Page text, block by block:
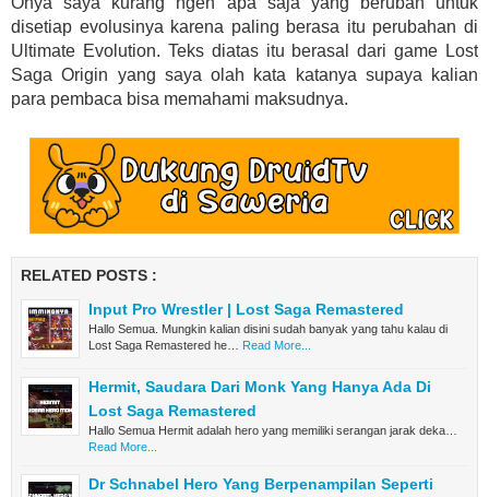
disetiap evolusinya karena paling berasa itu perubahan di
Ultimate Evolution. Teks diatas itu berasal dari game Lost
Saga Origin yang saya olah kata katanya supaya kalian
para pembaca bisa memahami maksudnya.
RELATED POSTS :
Input Pro Wrestler | Lost Saga Remastered
Hallo Semua. Mungkin kalian disini sudah banyak yang tahu kalau di
Lost Saga Remastered he…
Read More...
Hermit, Saudara Dari Monk Yang Hanya Ada Di
Lost Saga Remastered
Hallo Semua Hermit adalah hero yang memiliki serangan jarak deka…
Read More...
Dr Schnabel Hero Yang Berpenampilan Seperti